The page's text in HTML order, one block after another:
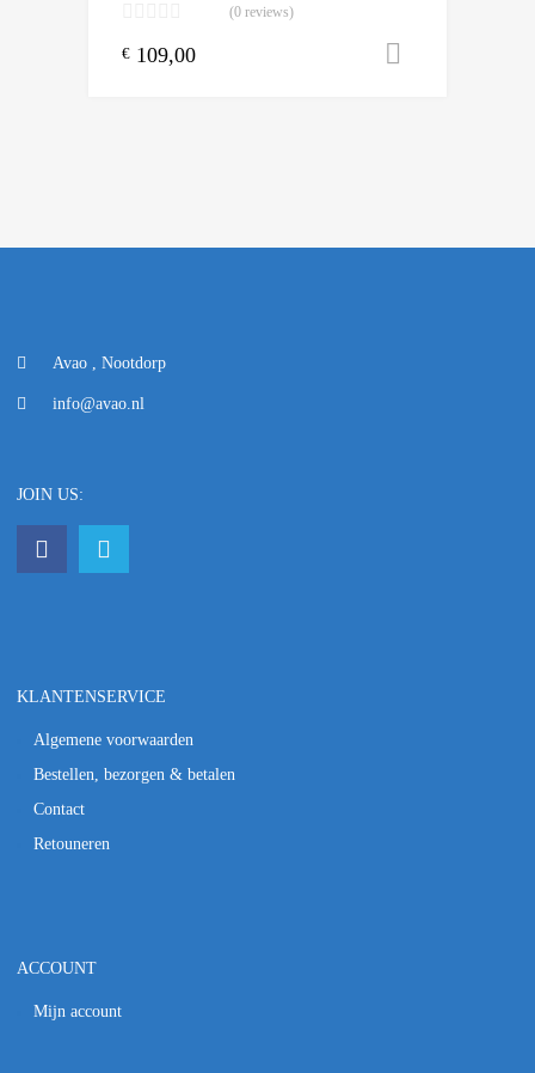
(0 reviews)
€ 109,00
Avao , Nootdorp
info@avao.nl
JOIN US:
KLANTENSERVICE
Algemene voorwaarden
Bestellen, bezorgen & betalen
Contact
Retouneren
ACCOUNT
Mijn account